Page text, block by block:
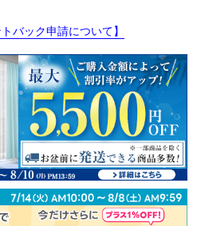
バック申請について】